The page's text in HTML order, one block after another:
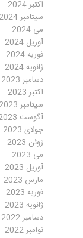
اکتبر 2024
سپتامبر 2024
می 2024
آوریل 2024
فوریه 2024
ژانویه 2024
دسامبر 2023
اکتبر 2023
سپتامبر 2023
آگوست 2023
جولای 2023
ژوئن 2023
می 2023
آوریل 2023
مارس 2023
فوریه 2023
ژانویه 2023
دسامبر 2022
نوامبر 2022